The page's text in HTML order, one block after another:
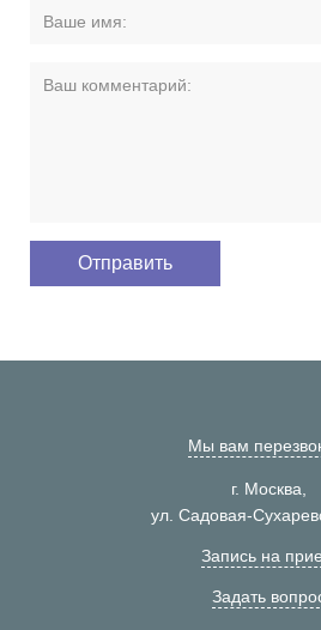
Мы вам
г. Москва,
ул. Садовая-
Запись на
Задать